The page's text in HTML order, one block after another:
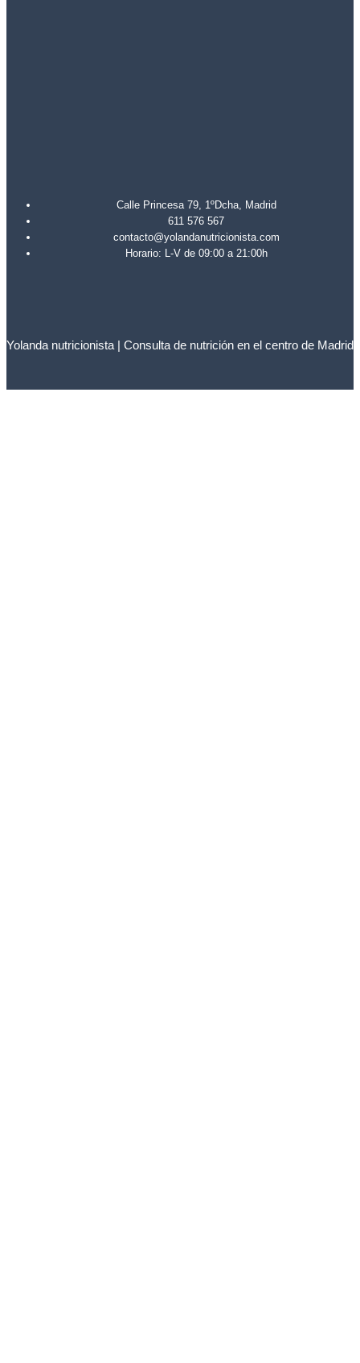
Calle Princesa 79, 1ºDcha, Madrid
611 576 567
contacto@yolandanutricionista.com
Horario: L-V de 09:00 a 21:00h
Yolanda nutricionista | Consulta de nutrición en el centro de Madrid